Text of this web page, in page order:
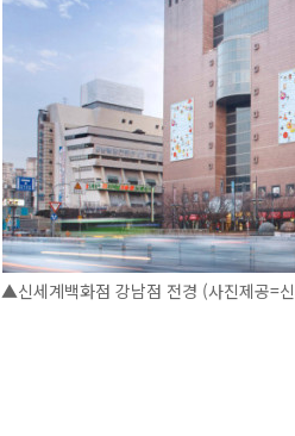
▲신세계백화점 강남점 전경 (사진제공=